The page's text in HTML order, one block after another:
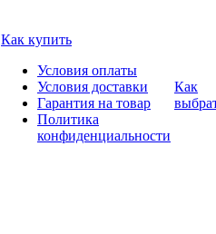
Как купить
Условия оплаты
Условия доставки
Гарантия на товар
Политика
конфиденциальности
Как